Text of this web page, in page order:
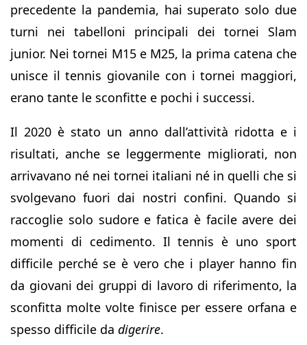
precedente la pandemia, hai superato solo due
turni nei tabelloni principali dei tornei Slam
junior. Nei tornei M15 e M25, la prima catena che
unisce il tennis giovanile con i tornei maggiori,
erano tante le sconfitte e pochi i successi.
Il 2020 è stato un anno dall’attività ridotta e i
risultati, anche se leggermente migliorati, non
arrivavano né nei tornei italiani né in quelli che si
svolgevano fuori dai nostri confini. Quando si
raccoglie solo sudore e fatica è facile avere dei
momenti di cedimento. Il tennis è uno sport
difficile perché se è vero che i player hanno fin
da giovani dei gruppi di lavoro di riferimento, la
sconfitta molte volte finisce per essere orfana e
spesso difficile da digerire.